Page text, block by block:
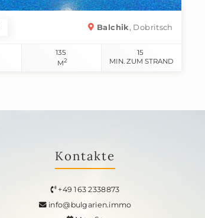
Balchik, Dobritsch
135
M2
15
MIN. ZUM STRAND
Kontakte
+49 163 2338873
info@bulgarien.immo